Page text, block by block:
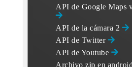
API de Google Maps
API de la cámara 2
API de Twitter
API de Youtube
Archivo zip en android